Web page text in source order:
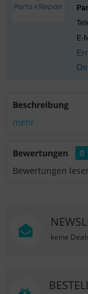
E-
Beschreibung
mehr
Bewertungen
0
Bewertungen
keine